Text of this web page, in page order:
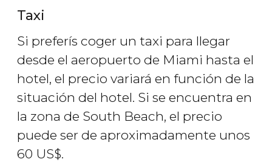
Taxi
Si preferís coger un taxi para llegar
desde el aeropuerto de Miami hasta el
hotel, el precio variará en función de la
situación del hotel. Si se encuentra en
la zona de South Beach, el precio
puede ser de aproximadamente unos
60 US$.